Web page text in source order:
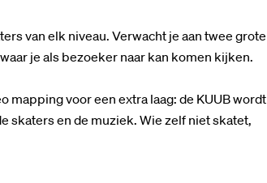
van elk niveau. Verwacht je aan twee grote
je als bezoeker naar kan komen kijken.
mapping voor een extra laag: de KUUB wordt
skaters en de muziek. Wie zelf niet skatet,